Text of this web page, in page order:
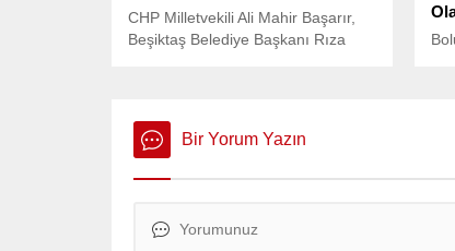
CHP Milletvekili Ali Mahir Başarır,
Beşiktaş Belediye Başkanı Rıza
açıklamalarda bulundu
Bir Yorum Yazın